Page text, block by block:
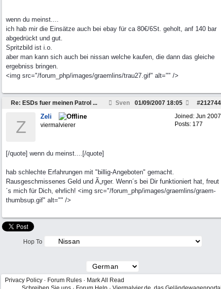
wenn du meinst....
ich hab mir die Einsätze auch bei ebay für ca 80€/6St. geholt, anf 140 bar
abgedrückt und gut.
Spritzbild ist i.o.
aber man kann sich auch bei nissan welche kaufen, die dann das gleiche
ergebniss bringen.
<img src="/forum_php/images/graemlins/trau27.gif" alt="" />
Re: ESDs fuer meinen Patrol ... Sven #212744
01/09/2007 18:05
Joined: Jun 2007
Posts: 177
Z
Zeli
viermalvierer
[/quote] wenn du meinst....[/quote]
hab schlechte Erfahrungen mit "billig-Angeboten" gemacht.
Rausgeschmissenes Geld und Ã„rger. Wenn´s bei Dir funktioniert hat, freut
´s mich für Dich, ehrlich! <img src="/forum_php/images/graemlins/graem-
thumbsup.gif" alt="" />
Hop To
Privacy Policy · Forum Rules · Mark All Read